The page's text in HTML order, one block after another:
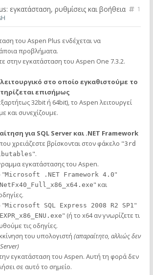
εγκατάσταση, ρυθμίσεις και βοήθεια
1
του Aspen Plus ενδέχεται να
προβλήματα.
στην εγκατάσταση του Aspen One 7.3.2.
στο οποίο εγκαθιστούμε το
επισήμως
32bit ή 64bit), το Aspen λειτουργεί
και συνεχίζουμε.
για SQL Server και .NET Framework
χρειάζεστε βρίσκονται στον φάκελο "3rd
".
εγκατάστασης του Aspen.
"Microsoft .NET Framework 4.0"
" και
"Microsoft SQL Express 2008 R2 SP1"
" (ή το x64 αν γνωρίζετε τι
τις οδηγίες.
του υπολογιστή (απαραίτητο, αλλιώς δεν
εγκατάσταση του Aspen. Αυτή τη φορά δεν
σε αυτό το σημείο.